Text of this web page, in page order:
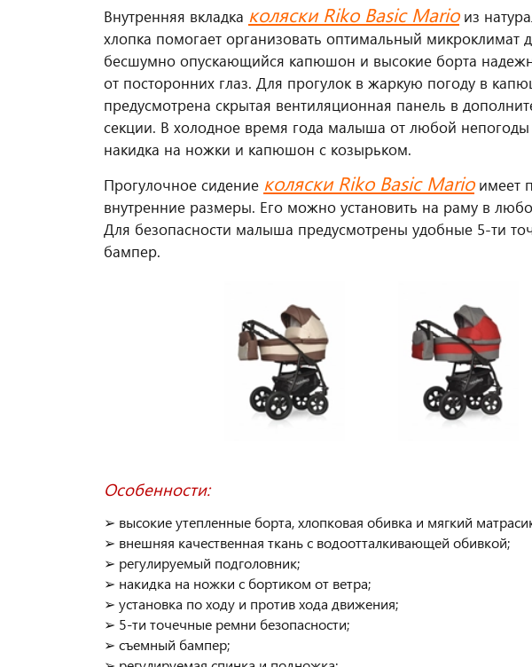
Внутренняя вкладка коляски Riko Basic Mario из
хлопка помогает организовать оптимальный микроклимат
бесшумно опускающийся капюшон и высокие борта
от посторонних глаз. Для прогулок в жаркую погоду в
предусмотрена скрытая вентиляционная панель в
секции. В холодное время года малыша от любой непогоды
накидка на ножки и капюшон с козырьком.
Прогулочное сидение коляски Riko Basic Mario имеет
внутренние размеры. Его можно установить на раму в
Для безопасности малыша предусмотрены удобные 5-ти
бампер.
Особенности:
➢ высокие утепленные борта, хлопковая обивка и мягкий
➢ внешняя качественная ткань с водоотталкивающей обивкой;
➢ регулируемый подголовник;
➢ накидка на ножки с бортиком от ветра;
➢ установка по ходу и против хода движения;
➢ 5-ти точечные ремни безопасности;
➢ съемный бампер;